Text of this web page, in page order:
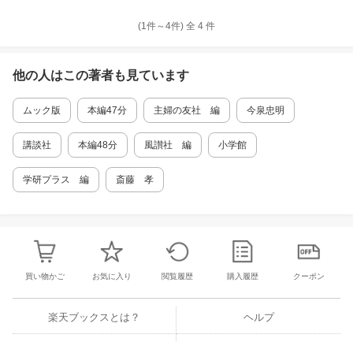
(1件～4件) 全 4 件
他の人はこの著者も見ています
ムック版 本編47分 主婦の友社 編 今泉忠明
講談社 本編48分 風讃社 編 小学館
学研プラス 編 斎藤 孝
買い物かご お気に入り 閲覧履歴 購入履歴 クーポン
楽天ブックスとは？ ヘルプ